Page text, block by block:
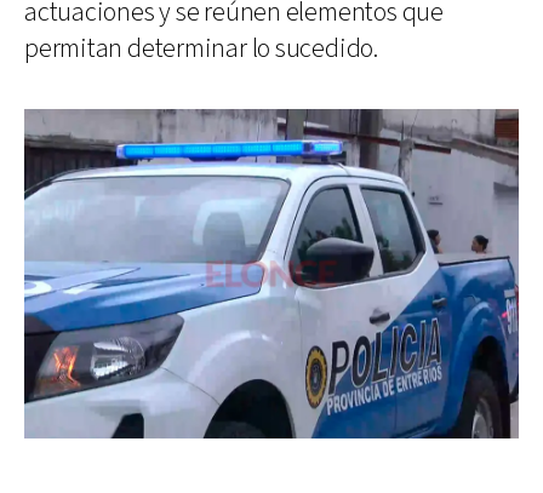
actuaciones y se reúnen elementos que
permitan determinar lo sucedido.